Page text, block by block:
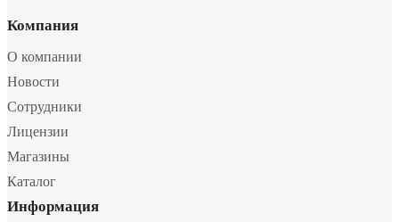
Компания
О компании
Новости
Сотрудники
Лицензии
Магазины
Каталог
Информация